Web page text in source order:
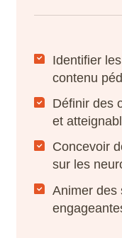
Identifier
contenu
Définir des
et
Concevoir
sur les
Animer des